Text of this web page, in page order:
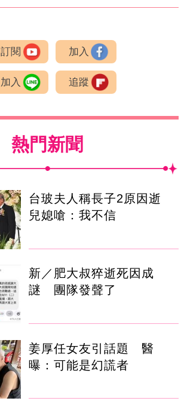
訂閱 加入
加入 追蹤
熱門新聞
台玻夫人稱長子2原因逝
兒媳嗆：我不信
新／肥大叔猝逝死因成
謎 團隊發聲了
姜厚任女友引話題 醫
曝：可能是幻謊者